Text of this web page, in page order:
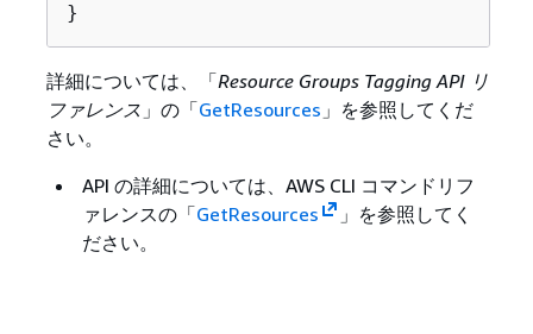
}
詳細については、「Resource Groups Tagging API リ
ファレンス 」の「GetResources 」を参照してくだ
さい。
API の詳細については、AWS CLI コマンドリフ
ァレンスの「GetResources
」を参照してく
ださい。